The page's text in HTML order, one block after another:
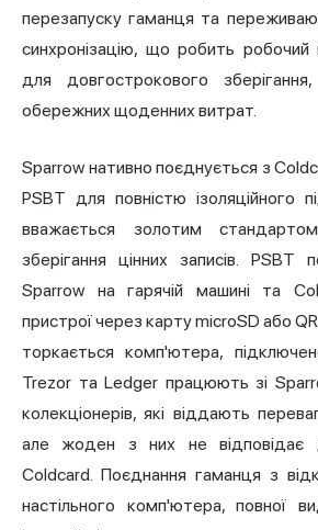
перезапуску гаманця та
синхронізацію, що робить
для довгострокового
обережних щоденних витрат.
Sparrow нативно поєднується з
PSBT для повністю ізоляційного
вважається золотим
зберігання цінних записів. PSBT
Sparrow на гарячій машині та
пристрої через карту microSD або
торкається комп'ютера,
Trezor та Ledger працюють зі
колекціонерів, які віддають
але жоден з них не відповідає
Coldcard. Поєднання гаманця з
настільного комп'ютера, повної